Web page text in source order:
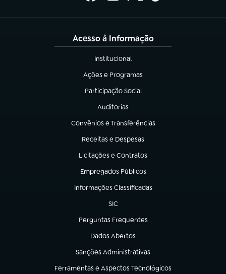
Acesso à Informação
Institucional
(abre em nova aba)
Ações e Programas
(abre em nova aba)
Participação Social
(abre em nova aba)
Auditorias
(abre em nova aba)
Convênios e Transferências
(abre em nova aba)
Receitas e Despesas
(abre em nova aba)
Licitações e Contratos
(abre em nova aba)
Empregados Públicos
(abre em nova aba)
Informações Classificadas
(abre em nova aba)
SIC
(abre em nova aba)
Perguntas Frequentes
(abre em nova aba)
Dados Abertos
(abre em nova aba)
Sanções Administrativas
(abre em nova aba)
Ferramentas e Aspectos Tecnológicos
(abre em nova aba)